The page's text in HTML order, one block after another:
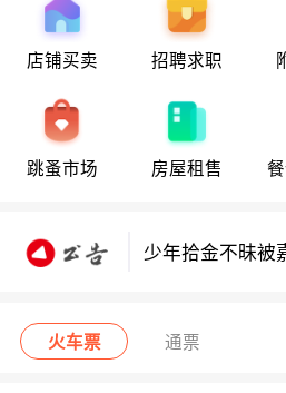
店铺买卖 招聘求职
跳蚤市场 房屋租售
西班牙小偷在法
少年拾金不昧获
少年拾金不昧被
8月10日要闻：
惕度假租房三大
火车票 通票